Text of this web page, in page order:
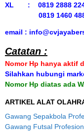
XL : 0819 2888
0819 1460
email :
Catatan :
Nomor Hp hanya aktif
Silahkan hubungi
Nomor Hp diatas ada
ARTIKEL ALAT
Gawang Sepakbola
Gawang Futsal